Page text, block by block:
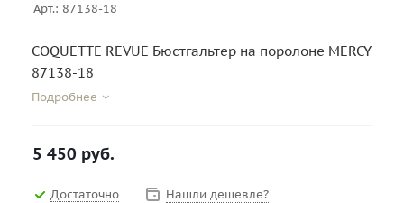
Арт.: 87138-18
COQUETTE REVUE Бюстгальтер на поролоне MERCY
87138-18
Подробнее
5 450 руб.
Достаточно
Нашли дешевле?